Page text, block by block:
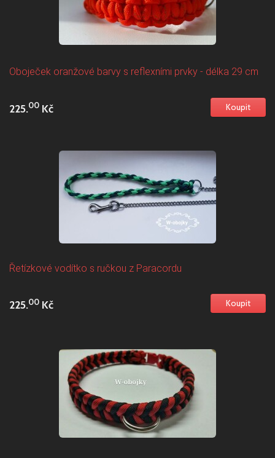
Oboječek oranžové barvy s reflexními prvky - délka 29 cm
225.00 Kč
Řetízkové vodítko s ručkou z Paracordu
225.00 Kč